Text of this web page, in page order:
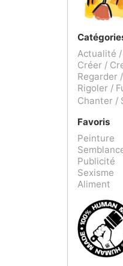
Actualité /
Créer /
Regarder
Rigoler /
Chanter /
Favoris
Peinture
Publicité
Sexisme
Aliment